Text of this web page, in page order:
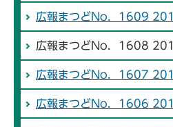
広報まつどNo．1609
広報まつどNo．1608
広報まつどNo．1607
広報まつどNo．1606